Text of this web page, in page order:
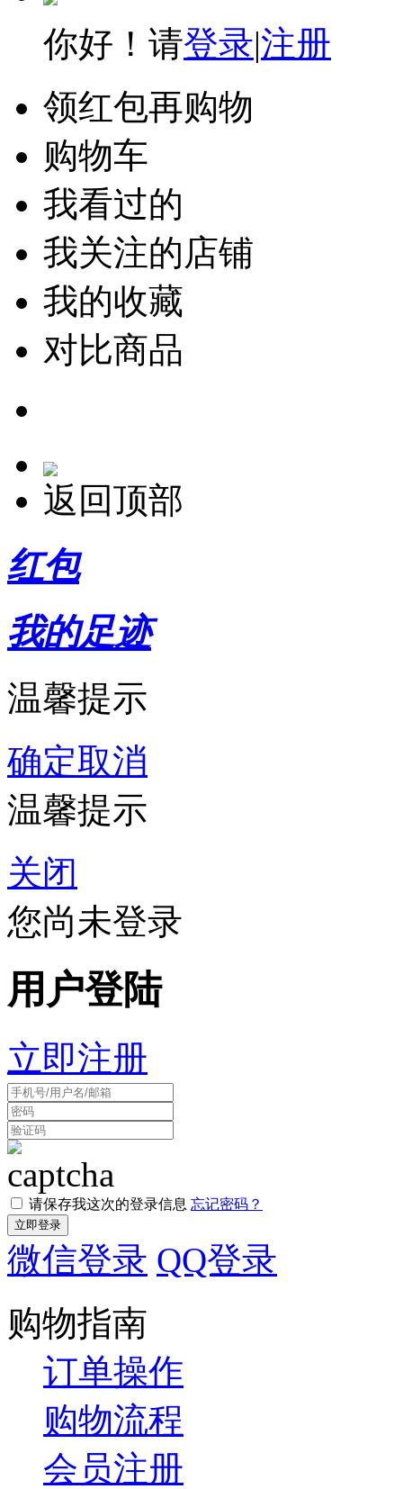
你好！请登录|注册
领红包再购物
购物车
我看过的
我关注的店铺
我的收藏
对比商品
返回顶部
红包
我的足迹
温馨提示
确定取消
温馨提示
关闭
您尚未登录
用户登陆
立即注册
请保存我这次的登录信息 忘记密码？
微信登录 QQ登录
购物指南
订单操作
购物流程
会员注册